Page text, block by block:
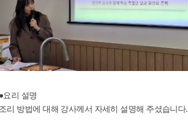
●요리 설명
조리 방법에 대해 강사께서 자세히 설명해 주셨습니다.